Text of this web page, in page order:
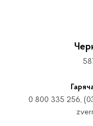
0 800 335 256,